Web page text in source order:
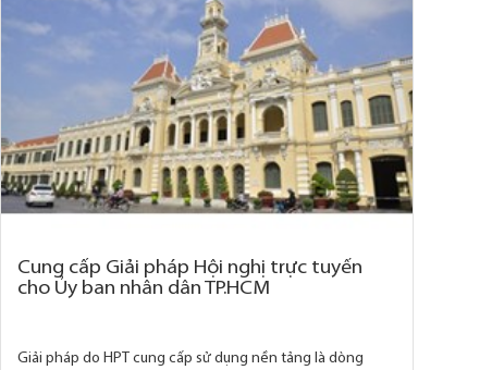
Cung cấp Giải pháp Hội nghị trực tuyến
cho Ủy ban nhân dân TP.HCM
Giải pháp do HPT cung cấp sử dụng nền tảng là dòng